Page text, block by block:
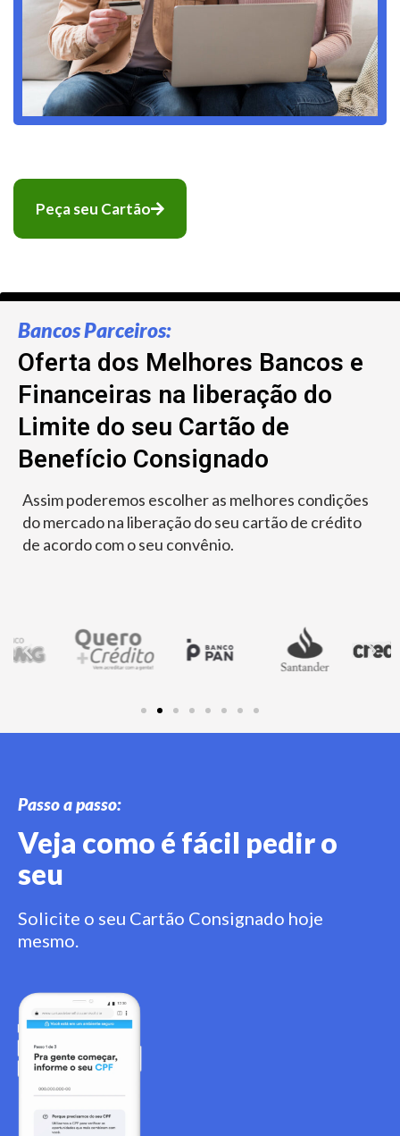
Peça seu Cartão
Bancos Parceiros:
Oferta dos Melhores Bancos e
Financeiras na liberação do
Limite do seu Cartão de
Benefício Consignado
Assim poderemos escolher as melhores condições
do mercado na liberação do seu cartão de crédito
de acordo com o seu convênio.
Passo a passo:
Veja como é fácil pedir o
seu
Solicite o seu Cartão Consignado hoje
mesmo.